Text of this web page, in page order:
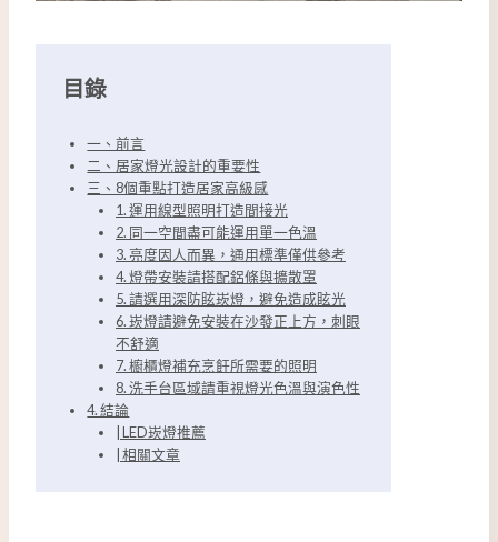
目錄
一、前言
二、居家燈光設計的重要性
三、8個重點打造居家高級感
1. 運用線型照明打造間接光
2. 同一空間盡可能運用單一色溫
3. 亮度因人而異，通用標準僅供參考
4. 燈帶安裝請搭配鋁條與擴散罩
5. 請選用深防眩崁燈，避免造成眩光
6. 崁燈請避免安裝在沙發正上方，刺眼
不舒適
7. 櫥櫃燈補充烹飪所需要的照明
8. 洗手台區域請重視燈光色溫與演色性
4. 結論
| LED崁燈推薦
| 相關文章